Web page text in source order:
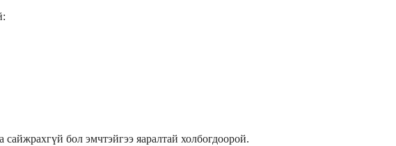
бол эмчтэйгээ яаралтай холбогдоорой.